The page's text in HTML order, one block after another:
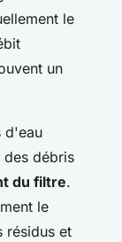
le
un
d'eau
des débris
du filtre.
le
résidus et